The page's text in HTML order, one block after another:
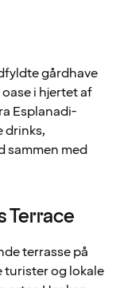
gårdhave
i hjertet af
Esplanadi-
drinks,
sammen med
Terrace
terrasse på
turister og lokale